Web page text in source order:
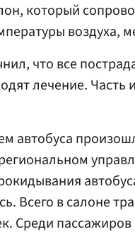
который
воздуха,
что все
лечение.
автобуса
Всего в салоне
Среди